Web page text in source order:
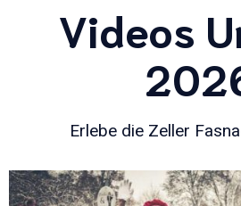
Videos
Erlebe die Zeller